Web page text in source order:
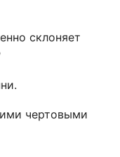
склоняет
чертовыми